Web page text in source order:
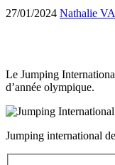
27/01/2024 Nathalie
Le Jumping
d’année olympique.
Jumping international